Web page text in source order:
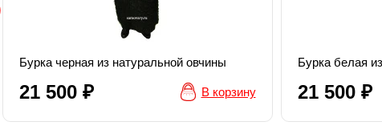
Бурка черная из натуральной овчины
21 500 ₽ В корзину
Бурка белая
21 500 ₽